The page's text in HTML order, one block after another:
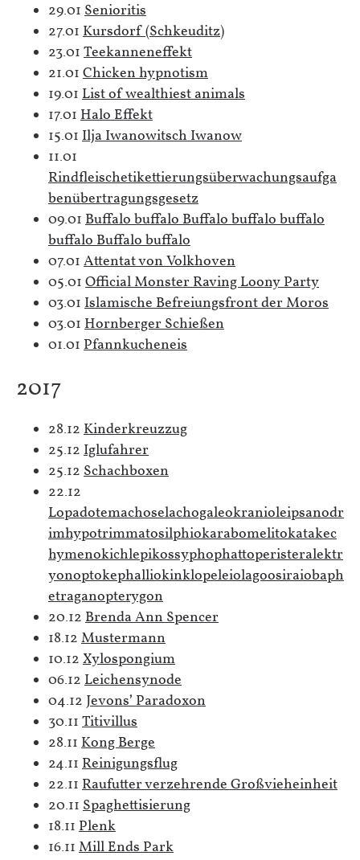
29.01 Senioritis
27.01 Kursdorf (Schkeuditz)
23.01 Teekanneneffekt
21.01 Chicken hypnotism
19.01 List of wealthiest animals
17.01 Halo Effekt
15.01 Ilja Iwanowitsch Iwanow
11.01
Rindfleischetikettierungsüberwachungsaufga
benübertragungsgesetz
09.01 Buffalo buffalo Buffalo buffalo buffalo
buffalo Buffalo buffalo
07.01 Attentat von Volkhoven
05.01 Official Monster Raving Loony Party
03.01 Islamische Befreiungsfront der Moros
03.01 Hornberger Schießen
01.01 Pfannkucheneis
2017
28.12 Kinderkreuzzug
25.12 Iglufahrer
25.12 Schachboxen
22.12
Lopadotemachoselachogaleokranioleipsanodr
imhypotrimmatosilphiokarabomelitokatakec
hymenokichlepikossyphophattoperisteralektr
yonoptokephalliokinklopeleiolagoosiraiobaph
etraganopterygon
20.12 Brenda Ann Spencer
18.12 Mustermann
10.12 Xylospongium
06.12 Leichensynode
04.12 Jevons’ Paradoxon
30.11 Titivillus
28.11 Kong Berge
24.11 Reinigungsflug
22.11 Raufutter verzehrende Großvieheinheit
20.11 Spaghettisierung
18.11 Plenk
16.11 Mill Ends Park